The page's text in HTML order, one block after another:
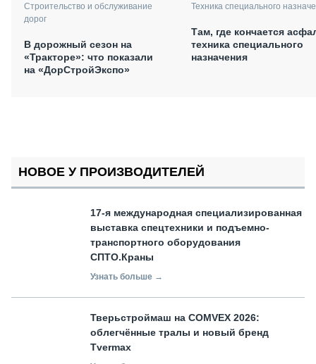
Строительство и обслуживание
дорог
В дорожный сезон на
«Тракторе»: что показали
на «ДорСтройЭкспо»
Техника специального
Там, где кончается
техника специального
назначения
НОВОЕ У ПРОИЗВОДИТЕЛЕЙ
17-я международная специализированная
выставка спецтехники и подъемно-
транспортного оборудования
СПТО.Краны
Узнать больше →
Тверьстроймаш на COMVEX 2026:
облегчённые тралы и новый бренд
Tvermax